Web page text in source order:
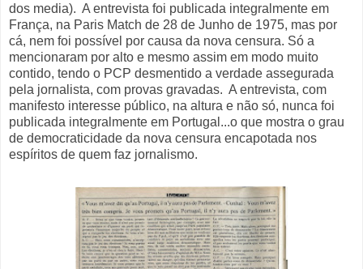
dos media). A entrevista foi publicada integralmente em
França, na Paris Match de 28 de Junho de 1975, mas por
cá, nem foi possível por causa da nova censura. Só a
mencionaram por alto e mesmo assim em modo muito
contido, tendo o PCP desmentido a verdade assegurada
pela jornalista, com provas gravadas. A entrevista, com
manifesto interesse público, na altura e não só, nunca foi
publicada integralmente em Portugal...o que mostra o grau
de democraticidade da nova censura encapotada nos
espíritos de quem faz jornalismo.